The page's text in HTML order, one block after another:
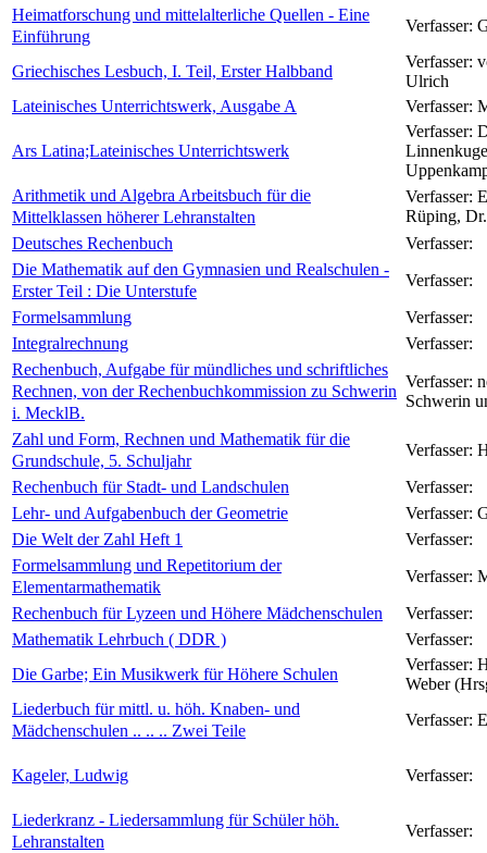
Heimatforschung und mittelalterliche Quellen - Eine
Einführung
Verfasser:
Griechisches Lesbuch, I. Teil, Erster Halbband Verfasser:
Ulrich
Lateinisches Unterrichtswerk, Ausgabe A Verfasser:
Ars Latina;Lateinisches Unterrichtswerk
Verfasser:
Arithmetik und Algebra Arbeitsbuch für die
Mittelklassen höherer Lehranstalten
Verfasser:
Rüping,
Deutsches Rechenbuch Verfasser:
Die Mathematik auf den Gymnasien und Realschulen -
Erster Teil : Die Unterstufe
Verfasser:
Formelsammlung Verfasser:
Integralrechnung Verfasser:
Rechenbuch, Aufgabe für mündliches und schriftliches
Rechnen, von der Rechenbuchkommission zu Schwerin
i. MecklB.
Verfasser:
Schwerin
Zahl und Form, Rechnen und Mathematik für die
Grundschule, 5. Schuljahr
Verfasser:
Rechenbuch für Stadt- und Landschulen Verfasser:
Lehr- und Aufgabenbuch der Geometrie Verfasser:
Die Welt der Zahl Heft 1 Verfasser:
Formelsammlung und Repetitorium der
Elementarmathematik
Verfasser:
Rechenbuch für Lyzeen und Höhere Mädchenschulen Verfasser:
Mathematik Lehrbuch ( DDR ) Verfasser:
Die Garbe; Ein Musikwerk für Höhere Schulen Verfasser:
Weber
Liederbuch für mittl. u. höh. Knaben- und
Mädchenschulen .. .. .. Zwei Teile
Verfasser:
Kageler, Ludwig Verfasser:
Liederkranz - Liedersammlung für Schüler höh.
Lehranstalten
Verfasser: